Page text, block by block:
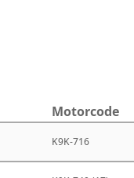
Motor­code
K9K-716